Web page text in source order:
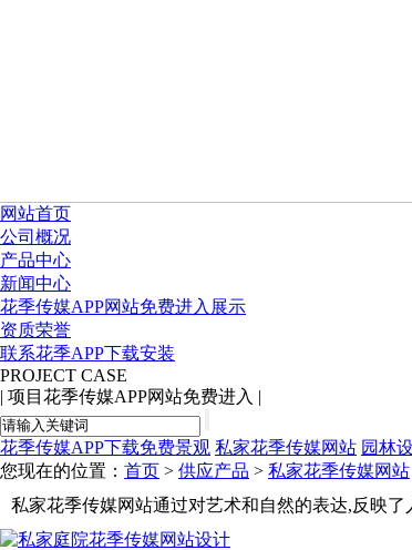
网站首页
公司概况
产品中心
新闻中心
花季传媒APP网站免费进入展示
资质荣誉
联系花季APP下载安装
PROJECT CASE
| 项目花季传媒APP网站免费进入 |
花季传媒APP下载免费景观 私家花季传媒网站 园林
您现在的位置： 首页 > 供应产品 > 私家花季传媒网站
私家花季传媒网站通过对艺术和自然的表达,反映